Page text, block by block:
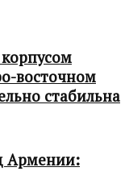
восточном
стабильна
Армении: